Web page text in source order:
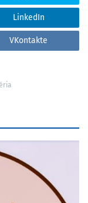
LinkedIn
VKontakte